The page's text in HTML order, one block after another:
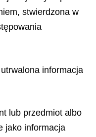
stwierdzona w
informacja
lub przedmiot albo
jako informacja